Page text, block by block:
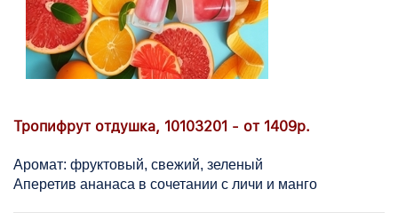
Тропифрут отдушка, 10103201 - от 1409р.
Аромат: фруктовый, свежий, зеленый
Аперетив ананаса в сочетании с личи и манго